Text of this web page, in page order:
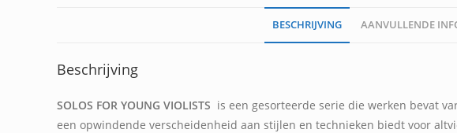
BESCHRIJVING AANVULLENDE
Beschrijving
SOLOS FOR YOUNG VIOLISTS is een gesorteerde serie die werken bevat
een opwindende verscheidenheid aan stijlen en technieken biedt voor